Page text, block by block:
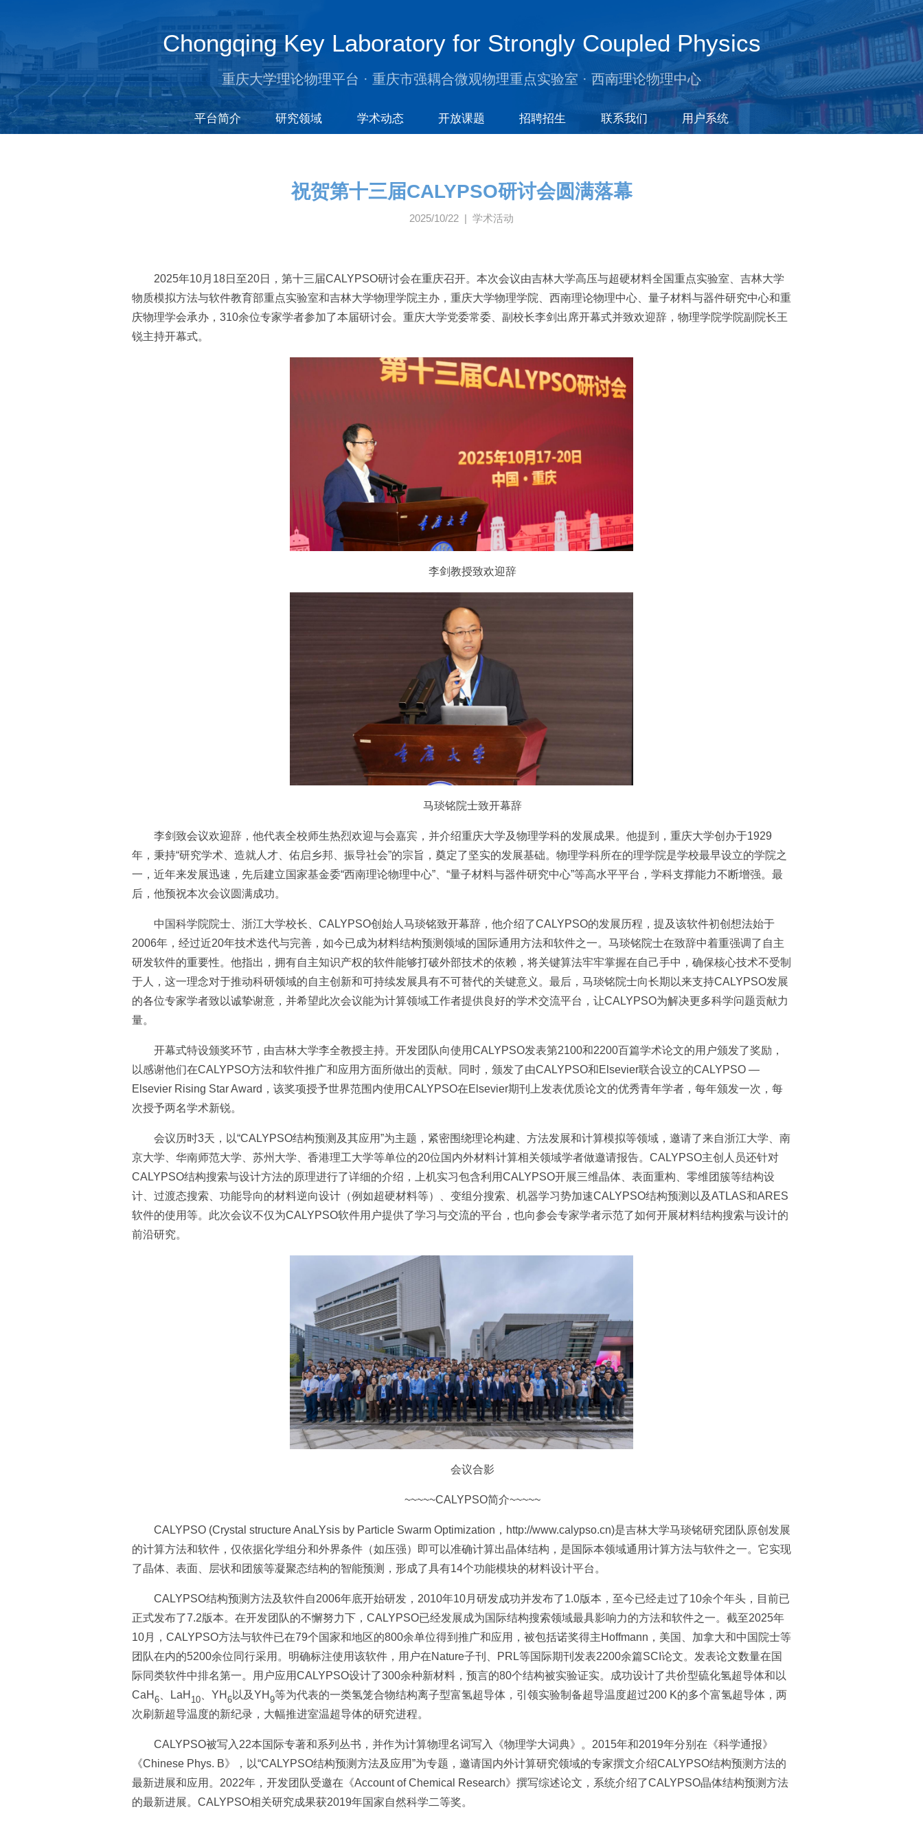
Chongqing Key Laboratory for Strongly Coupled Physics
重庆大学理论物理平台 · 重庆市强耦合微观物理重点实验室 · 西南理论物理中心
平台简介 研究领域 学术动态 开放课题 招聘招生 联系我们 用户系统
祝贺第十三届CALYPSO研讨会圆满落幕
2025/10/22 | 学术活动
2025年10月18日至20日，第十三届CALYPSO研讨会在重庆召开。本次会议由吉林大学高压与超硬材料全国重点实验室、吉林大学
物质模拟方法与软件教育部重点实验室和吉林大学物理学院主办，重庆大学物理学院、西南理论物理中心、量子材料与器件研究中心和重
庆物理学会承办，310余位专家学者参加了本届研讨会。重庆大学党委常委、副校长李剑出席开幕式并致欢迎辞，物理学院学院副院长王
锐主持开幕式。
李剑教授致欢迎辞
马琰铭院士致开幕辞
李剑致会议欢迎辞，他代表全校师生热烈欢迎与会嘉宾，并介绍重庆大学及物理学科的发展成果。他提到，重庆大学创办于1929
年，秉持“研究学术、造就人才、佑启乡邦、振导社会”的宗旨，奠定了坚实的发展基础。物理学科所在的理学院是学校最早设立的学院之
一，近年来发展迅速，先后建立国家基金委“西南理论物理中心”、“量子材料与器件研究中心”等高水平平台，学科支撑能力不断增强。最
后，他预祝本次会议圆满成功。
中国科学院院士、浙江大学校长、CALYPSO创始人马琰铭致开幕辞，他介绍了CALYPSO的发展历程，提及该软件初创想法始于
2006年，经过近20年技术迭代与完善，如今已成为材料结构预测领域的国际通用方法和软件之一。马琰铭院士在致辞中着重强调了自主
研发软件的重要性。他指出，拥有自主知识产权的软件能够打破外部技术的依赖，将关键算法牢牢掌握在自己手中，确保核心技术不受制
于人，这一理念对于推动科研领域的自主创新和可持续发展具有不可替代的关键意义。最后，马琰铭院士向长期以来支持CALYPSO发展
的各位专家学者致以诚挚谢意，并希望此次会议能为计算领域工作者提供良好的学术交流平台，让CALYPSO为解决更多科学问题贡献力
量。
开幕式特设颁奖环节，由吉林大学李全教授主持。开发团队向使用CALYPSO发表第2100和2200百篇学术论文的用户颁发了奖励，
以感谢他们在CALYPSO方法和软件推广和应用方面所做出的贡献。同时，颁发了由CALYPSO和Elsevier联合设立的CALYPSO —
Elsevier Rising Star Award，该奖项授予世界范围内使用CALYPSO在Elsevier期刊上发表优质论文的优秀青年学者，每年颁发一次，每
次授予两名学术新锐。
会议历时3天，以“CALYPSO结构预测及其应用”为主题，紧密围绕理论构建、方法发展和计算模拟等领域，邀请了来自浙江大学、南
京大学、华南师范大学、苏州大学、香港理工大学等单位的20位国内外材料计算相关领域学者做邀请报告。CALYPSO主创人员还针对
CALYPSO结构搜索与设计方法的原理进行了详细的介绍，上机实习包含利用CALYPSO开展三维晶体、表面重构、零维团簇等结构设
计、过渡态搜索、功能导向的材料逆向设计（例如超硬材料等）、变组分搜索、机器学习势加速CALYPSO结构预测以及ATLAS和ARES
软件的使用等。此次会议不仅为CALYPSO软件用户提供了学习与交流的平台，也向参会专家学者示范了如何开展材料结构搜索与设计的
前沿研究。
会议合影
~~~~~CALYPSO简介~~~~~
CALYPSO (Crystal structure AnaLYsis by Particle Swarm Optimization，http://www.calypso.cn)是吉林大学马琰铭研究团队原创发展
的计算方法和软件，仅依据化学组分和外界条件（如压强）即可以准确计算出晶体结构，是国际本领域通用计算方法与软件之一。它实现
了晶体、表面、层状和团簇等凝聚态结构的智能预测，形成了具有14个功能模块的材料设计平台。
CALYPSO结构预测方法及软件自2006年底开始研发，2010年10月研发成功并发布了1.0版本，至今已经走过了10余个年头，目前已
正式发布了7.2版本。在开发团队的不懈努力下，CALYPSO已经发展成为国际结构搜索领域最具影响力的方法和软件之一。截至2025年
10月，CALYPSO方法与软件已在79个国家和地区的800余单位得到推广和应用，被包括诺奖得主Hoffmann，美国、加拿大和中国院士等
团队在内的5200余位同行采用。明确标注使用该软件，用户在Nature子刊、PRL等国际期刊发表2200余篇SCI论文。发表论文数量在国
际同类软件中排名第一。用户应用CALYPSO设计了300余种新材料，预言的80个结构被实验证实。成功设计了共价型硫化氢超导体和以
CaH 6 、LaH 10 、YH 6 以及YH 9等为代表的一类氢笼合物结构离子型富氢超导体，引领实验制备超导温度超过200 K的多个富氢超导体，两
次刷新超导温度的新纪录，大幅推进室温超导体的研究进程。
CALYPSO被写入22本国际专著和系列丛书，并作为计算物理名词写入《物理学大词典》。2015年和2019年分别在《科学通报》
《Chinese Phys. B》，以“CALYPSO结构预测方法及应用”为专题，邀请国内外计算研究领域的专家撰文介绍CALYPSO结构预测方法的
最新进展和应用。2022年，开发团队受邀在《Account of Chemical Research》撰写综述论文，系统介绍了CALYPSO晶体结构预测方法
的最新进展。CALYPSO相关研究成果获2019年国家自然科学二等奖。